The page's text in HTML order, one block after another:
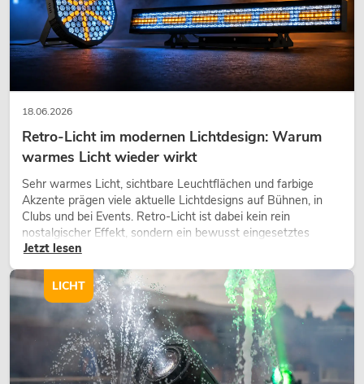
18.06.2026
Retro-Licht im modernen Lichtdesign: Warum
warmes Licht wieder wirkt
Sehr warmes Licht, sichtbare Leuchtflächen und farbige
Akzente prägen viele aktuelle Lichtdesigns auf Bühnen, in
Clubs und bei Events. Retro-Licht ist dabei kein rein
nostalgischer Effekt, sondern ein bewusst eingesetztes
Gestaltungsmittel: Es schafft Atmosphäre, gibt Szenen
wirken lassen.
Jetzt lesen
LICHT